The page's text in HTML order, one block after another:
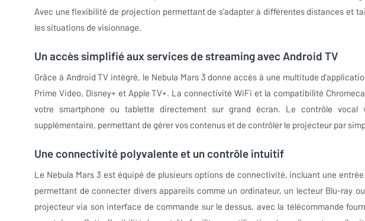
Avec une flexibilité de projection permettant de s'adapter à différentes distances et
les situations de visionnage.
Un accès simplifié aux services de streaming avec Android TV
Grâce à Android TV intégré, le Nebula Mars 3 donne accès à une multitude
Prime Video, Disney+ et Apple TV+. La connectivité WiFi et la compatibilité
votre smartphone ou tablette directement sur grand écran. Le contrôle vocal
supplémentaire, permettant de gérer vos contenus et de contrôler le projecteur par
Une connectivité polyvalente et un contrôle intuitif
Le Nebula Mars 3 est équipé de plusieurs options de connectivité, incluant une
permettant de connecter divers appareils comme un ordinateur, un lecteur Blu-ray
projecteur via son interface de commande sur le dessus, avec la télécommande